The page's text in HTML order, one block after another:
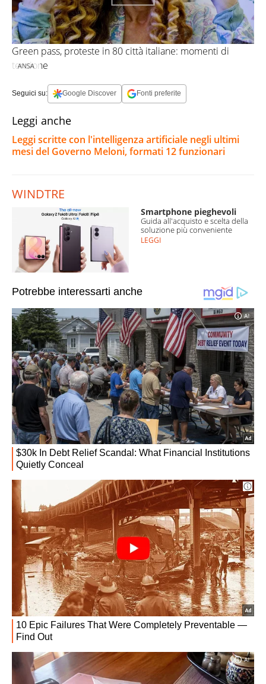
ANSA
Green pass, proteste in 80 città italiane: momenti di
tensione
Seguici su: Google Discover Fonti preferite
Leggi anche
Leggi scritte con l'intelligenza artificiale negli ultimi
mesi del Governo Meloni, formati 12 funzionari
WINDTRE
Smartphone pieghevoli
Guida all'acquisto e scelta della
soluzione più conveniente
LEGGI